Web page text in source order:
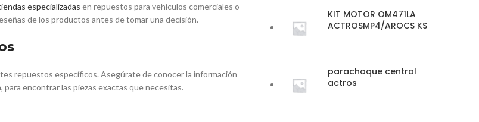
especializadas en repuestos para vehículos comerciales o
de los productos antes de tomar una decisión.
repuestos específicos. Asegúrate de conocer la información
encontrar las piezas exactas que necesitas.
KIT MOTOR OM471LA
ACTROSMP4/AROCS KS
parachoque central
actros